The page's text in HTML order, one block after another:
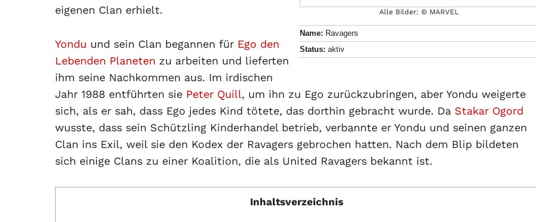
Alle Bilder: © MARVEL
Name: Ravagers
Status: aktiv
eigenen Clan erhielt.
Yondu und sein Clan begannen für Ego den
Lebenden Planeten zu arbeiten und lieferten
ihm seine Nachkommen aus. Im irdischen
Jahr 1988 entführten sie Peter Quill, um ihn zu Ego zurückzubringen, aber Yondu weigerte
sich, als er sah, dass Ego jedes Kind tötete, das dorthin gebracht wurde. Da Stakar Ogord
wusste, dass sein Schützling Kinderhandel betrieb, verbannte er Yondu und seinen ganzen
Clan ins Exil, weil sie den Kodex der Ravagers gebrochen hatten. Nach dem Blip bildeten
sich einige Clans zu einer Koalition, die als United Ravagers bekannt ist.
Inhaltsverzeichnis